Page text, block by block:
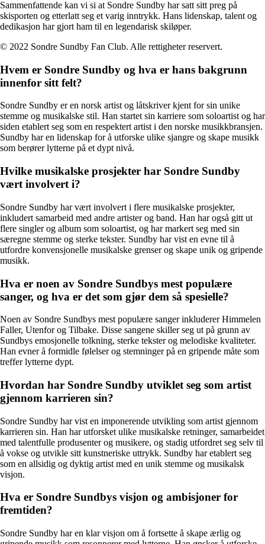
Sammenfattende kan vi si at Sondre Sundby har satt sitt preg på
skisporten og etterlatt seg et varig inntrykk. Hans lidenskap, talent og
dedikasjon har gjort ham til en legendarisk skiløper.
© 2022 Sondre Sundby Fan Club. Alle rettigheter reservert.
Hvem er Sondre Sundby og hva er hans bakgrunn
innenfor sitt felt?
Sondre Sundby er en norsk artist og låtskriver kjent for sin unike
stemme og musikalske stil. Han startet sin karriere som soloartist og har
siden etablert seg som en respektert artist i den norske musikkbransjen.
Sundby har en lidenskap for å utforske ulike sjangre og skape musikk
som berører lytterne på et dypt nivå.
Hvilke musikalske prosjekter har Sondre Sundby
vært involvert i?
Sondre Sundby har vært involvert i flere musikalske prosjekter,
inkludert samarbeid med andre artister og band. Han har også gitt ut
flere singler og album som soloartist, og har markert seg med sin
særegne stemme og sterke tekster. Sundby har vist en evne til å
utfordre konvensjonelle musikalske grenser og skape unik og gripende
musikk.
Hva er noen av Sondre Sundbys mest populære
sanger, og hva er det som gjør dem så spesielle?
Noen av Sondre Sundbys mest populære sanger inkluderer Himmelen
Faller, Utenfor og Tilbake. Disse sangene skiller seg ut på grunn av
Sundbys emosjonelle tolkning, sterke tekster og melodiske kvaliteter.
Han evner å formidle følelser og stemninger på en gripende måte som
treffer lytterne dypt.
Hvordan har Sondre Sundby utviklet seg som artist
gjennom karrieren sin?
Sondre Sundby har vist en imponerende utvikling som artist gjennom
karrieren sin. Han har utforsket ulike musikalske retninger, samarbeidet
med talentfulle produsenter og musikere, og stadig utfordret seg selv til
å vokse og utvikle sitt kunstneriske uttrykk. Sundby har etablert seg
som en allsidig og dyktig artist med en unik stemme og musikalsk
visjon.
Hva er Sondre Sundbys visjon og ambisjoner for
fremtiden?
Sondre Sundby har en klar visjon om å fortsette å skape ærlig og